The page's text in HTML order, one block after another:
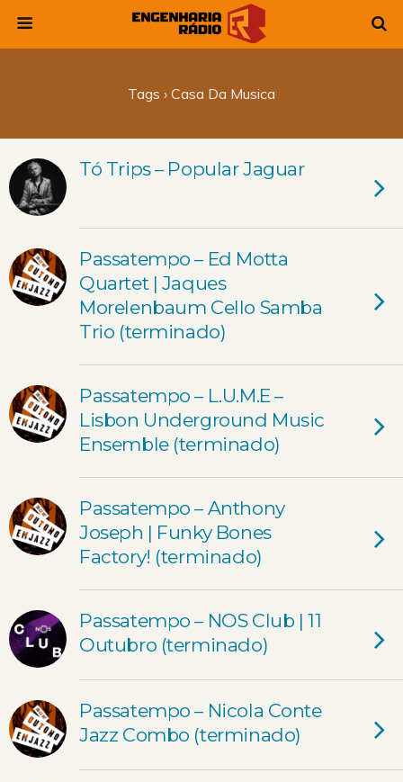
Tags › Casa Da Musica
Tó Trips – Popular Jaguar
Passatempo – Ed Motta
Quartet | Jaques
Morelenbaum Cello Samba
Trio (terminado)
Passatempo – L.U.M.E –
Lisbon Underground Music
Ensemble (terminado)
Passatempo – Anthony
Joseph | Funky Bones
Factory! (terminado)
Passatempo – NOS Club | 11
Outubro (terminado)
Passatempo – Nicola Conte
Jazz Combo (terminado)